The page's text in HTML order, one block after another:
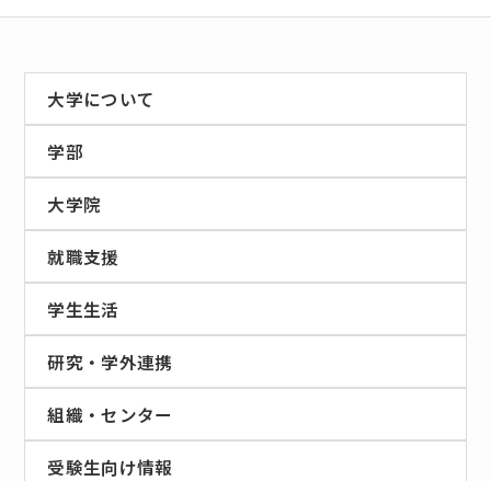
大学について
学部
大学院
就職支援
学生生活
研究・学外連携
組織・センター
受験生向け情報